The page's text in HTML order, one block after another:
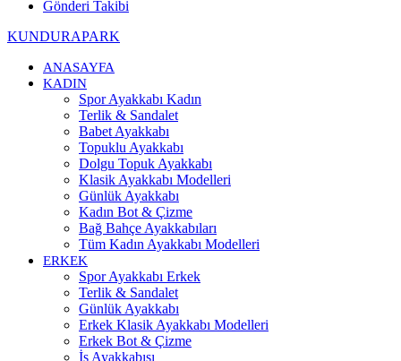
Gönderi Takibi
KUNDURAPARK
ANASAYFA
KADIN
Spor Ayakkabı Kadın
Terlik & Sandalet
Babet Ayakkabı
Topuklu Ayakkabı
Dolgu Topuk Ayakkabı
Klasik Ayakkabı Modelleri
Günlük Ayakkabı
Kadın Bot & Çizme
Bağ Bahçe Ayakkabıları
Tüm Kadın Ayakkabı Modelleri
ERKEK
Spor Ayakkabı Erkek
Terlik & Sandalet
Günlük Ayakkabı
Erkek Klasik Ayakkabı Modelleri
Erkek Bot & Çizme
İş Ayakkabısı